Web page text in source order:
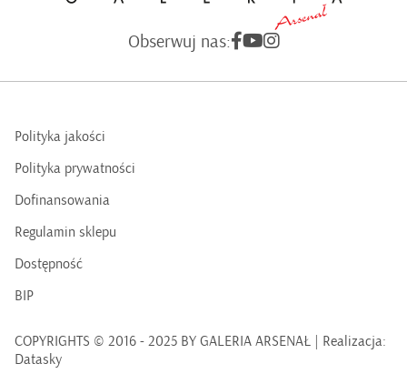
Obserwuj nas:
Polityka jakości
Polityka prywatności
Dofinansowania
Regulamin sklepu
Dostępność
BIP
COPYRIGHTS © 2016 - 2025 BY GALERIA ARSENAŁ | Realizacja:
Datasky